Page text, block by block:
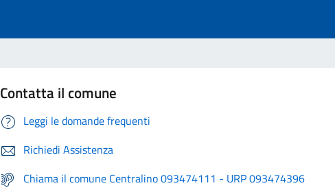
Contatta il comune
Leggi le domande frequenti
Richiedi Assistenza
Chiama il comune Centralino 093474111 - URP 093474396